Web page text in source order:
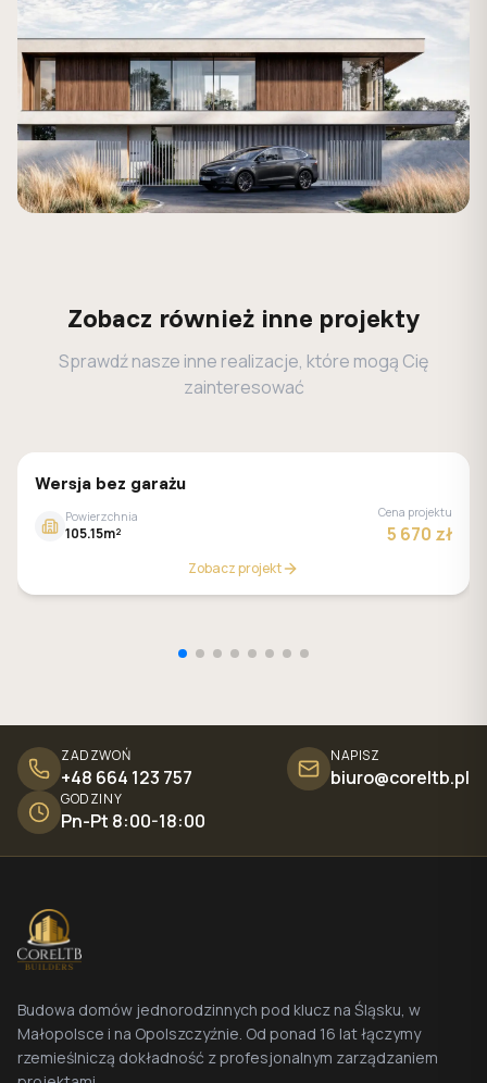
Zobacz również inne projekty
Sprawdź nasze inne realizacje, które mogą Cię
zainteresować
Z500
Wersja bez garażu
Powierzchnia
105.15m²
Cena projektu
5 670 zł
Zobacz projekt
ZADZWOŃ
+48 664 123 757
NAPISZ
biuro@coreltb.pl
GODZINY
Pn-Pt 8:00-18:00
Budowa domów jednorodzinnych pod klucz na Śląsku, w
Małopolsce i na Opolszczyźnie. Od ponad 16 lat łączymy
rzemieślniczą dokładność z profesjonalnym zarządzaniem